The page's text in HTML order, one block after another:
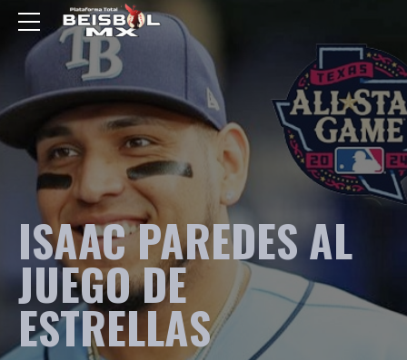
ISAAC PAREDES AL
JUEGO DE
ESTRELLAS